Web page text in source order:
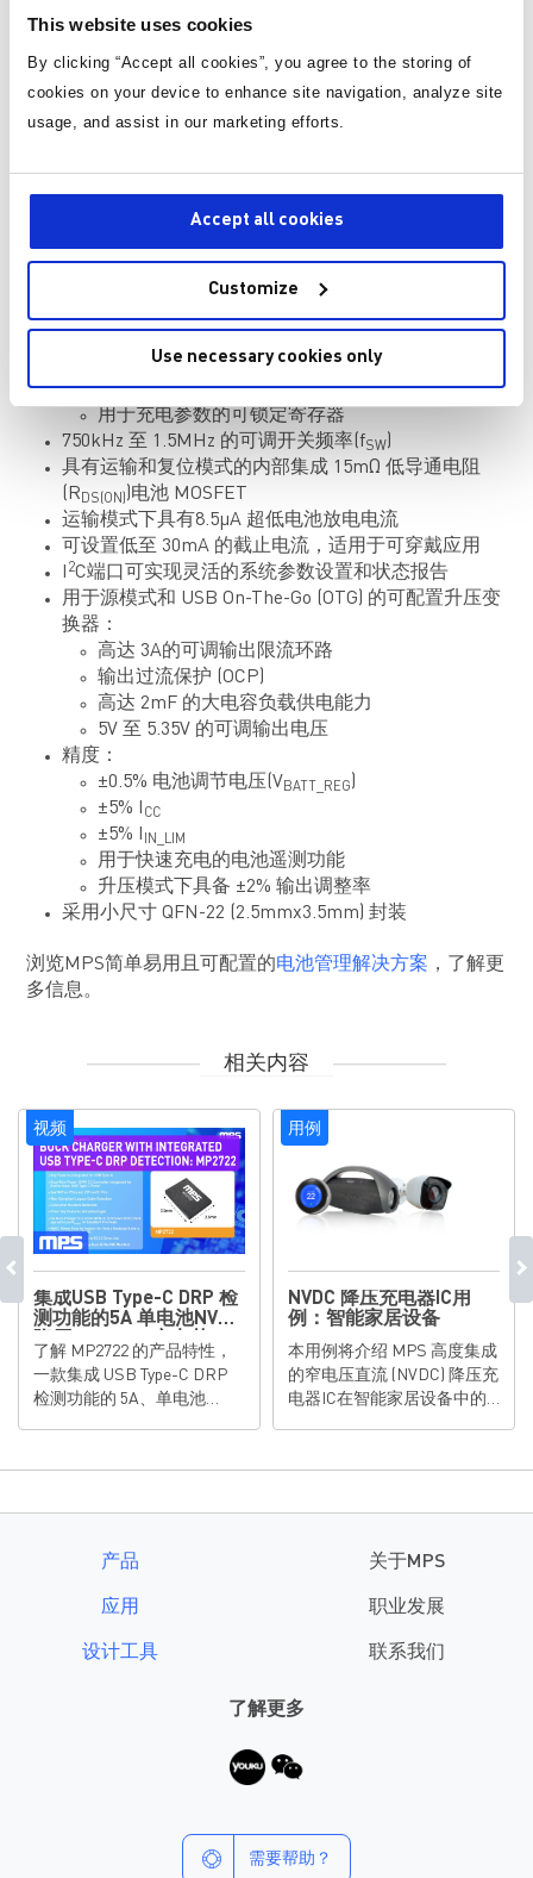
This website uses cookies
By clicking “Accept all cookies”, you agree to the storing of
cookies on your device to enhance site navigation, analyze site
usage, and assist in our marketing efforts.
Accept all cookies
Customize
Use necessary cookies only
兼容 USB Type-C 1.3 标准
成 CC 控制器
支持Try.SNK 和 Try.SRC 模式
兼容USB BC1.2和非标适配器
通过(I
)可调的80mA 至 5A 充电电流I2C
环路可实现最大适配器功率跟踪
全面的安全特性：
全定制 JEITA 配置文件
60°C 至 120°C可调芯片温度范围
完整充电和预充电安全定时器
看门狗安全定时器
用于充电参数的可锁定寄存器
750kHz 至 1.5MHz 的可调开关频率(fSW)
具有运输和复位模式的内部集成 15mΩ 低导通电阻
(R DS(ON) )电池 MOSFET
运输模式下具有8.5μA 超低电池放电电流
可设置低至 30mA 的截止电流，适用于可穿戴应用
I 2C端口可实现灵活的系统参数设置和状态报告
用于源模式和 USB On-The-Go (OTG) 的可配置升压变
换器：
高达 3A的可调输出限流环路
输出过流保护 (OCP)
高达 2mF 的大电容负载供电能力
5V 至 5.35V 的可调输出电压
精度：
±0.5% 电池调节电压(V BATT_REG)
±5% I CC
±5% I IN_LIM
用于快速充电的电池遥测功能
升压模式下具备 ±2% 输出调整率
采用小尺寸 QFN-22 (2.5mmx3.5mm) 封装
浏览MPS简单易用且可配置的电池管理解决方案 ，了解更
多信息。
相关内容
视频
集成USB Type-C DRP 检
测功能的5A 单电池NVDC
降压（Buck）充电芯
片：MP2722
了解 MP2722 的产品特性，
一款集成 USB Type-C DRP
检测功能的 5A、单电池
用例
NVDC 降压充电器IC用
例：智能家居设备
本用例将介绍 MPS 高度集成
的窄电压直流 (NVDC) 降压充
电器IC在智能家居设备中的
产品
应用
设计工具
关于MPS
职业发展
联系我们
了解更多
需要帮助？